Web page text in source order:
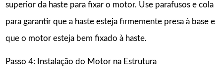
superior da haste para fixar o motor. Use parafusos e cola
para garantir que a haste esteja firmemente presa à base e
que o motor esteja bem fixado à haste.
Passo 4: Instalação do Motor na Estrutura